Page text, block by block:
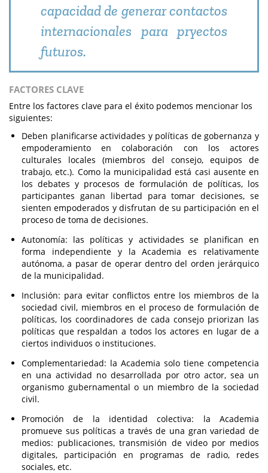
capacidad de generar contactos
internacionales para pryectos
futuros.
FACTORES CLAVE
Entre los factores clave para el éxito podemos mencionar los
siguientes:
Deben planificarse actividades y políticas de gobernanza y
empoderamiento en colaboración con los actores
culturales locales (miembros del consejo, equipos de
trabajo, etc.). Como la municipalidad está casi ausente en
los debates y procesos de formulación de políticas, los
participantes ganan libertad para tomar decisiones, se
sienten empoderados y disfrutan de su participación en el
proceso de toma de decisiones.
Autonomía: las políticas y actividades se planifican en
forma independiente y la Academia es relativamente
autónoma, a pasar de operar dentro del orden jerárquico
de la municipalidad.
Inclusión: para evitar conflictos entre los miembros de la
sociedad civil, miembros en el proceso de formulación de
políticas, los coordinadores de cada consejo priorizan las
políticas que respaldan a todos los actores en lugar de a
ciertos individuos o instituciones.
Complementariedad: la Academia solo tiene competencia
en una actividad no desarrollada por otro actor, sea un
organismo gubernamental o un miembro de la sociedad
civil.
Promoción de la identidad colectiva: la Academia
promueve sus políticas a través de una gran variedad de
medios: publicaciones, transmisión de video por medios
digitales, participación en programas de radio, redes
sociales, etc.